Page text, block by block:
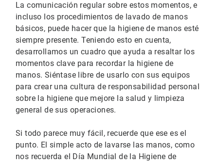
La comunicación regular sobre estos momentos, e
incluso los procedimientos de lavado de manos
básicos, puede hacer que la higiene de manos esté
siempre presente. Teniendo esto en cuenta,
desarrollamos un cuadro que ayuda a resaltar los
momentos clave para recordar la higiene de
manos. Siéntase libre de usarlo con sus equipos
para crear una cultura de responsabilidad personal
sobre la higiene que mejore la salud y limpieza
general de sus operaciones.
Si todo parece muy fácil, recuerde que ese es el
punto. El simple acto de lavarse las manos, como
nos recuerda el Día Mundial de la Higiene de